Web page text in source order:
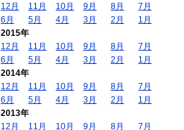
12月
11月 10月 9月 8月
7月
6月
5月 4月 3月 2月
1月
2015年
12月
11月 10月 9月 8月
7月
6月
5月 4月 3月 2月
1月
2014年
12月
11月 10月 9月 8月
7月
6月
5月 4月 3月 2月
1月
2013年
12月
11月 10月 9月 8月 7月